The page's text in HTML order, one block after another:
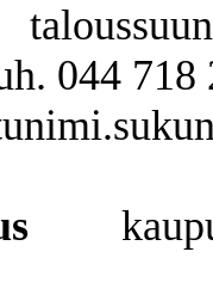
044 718